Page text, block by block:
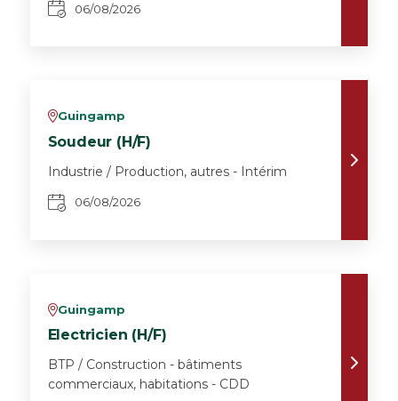
06/08/2026
vGuingamp
Soudeur (H/F)
Industrie / Production, autres - Intérim
06/08/2026
vGuingamp
Electricien (H/F)
BTP / Construction - bâtiments
commerciaux, habitations - CDD